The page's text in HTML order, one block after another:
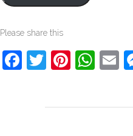
Please share this
Facebook
Twitter